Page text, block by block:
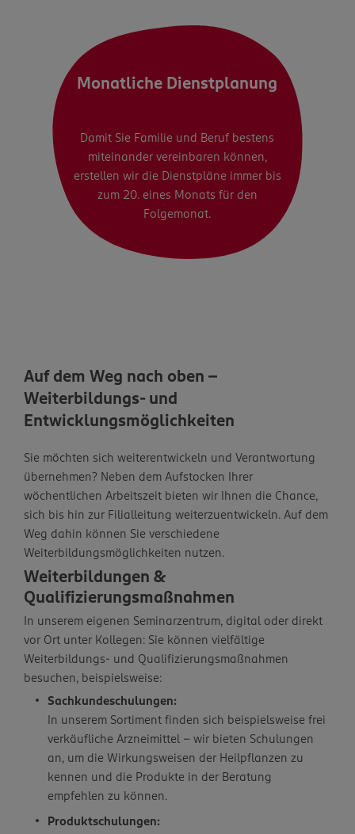
Monatliche Dienstplanung
Damit Sie Familie und Beruf bestens
miteinander vereinbaren können,
erstellen wir die Dienstpläne immer bis
zum 20. eines Monats für den
Folgemonat.
Auf dem Weg nach oben –
Weiterbildungs- und
Entwicklungsmöglichkeiten
Sie möchten sich weiterentwickeln und Verantwortung
übernehmen? Neben dem Aufstocken Ihrer
wöchentlichen Arbeitszeit bieten wir Ihnen die Chance,
sich bis hin zur Filialleitung weiterzuentwickeln. Auf dem
Weg dahin können Sie verschiedene
Weiterbildungsmöglichkeiten nutzen.
Weiterbildungen &
Qualifizierungsmaßnahmen
In unserem eigenen Seminarzentrum, digital oder direkt
vor Ort unter Kollegen: Sie können vielfältige
Weiterbildungs- und Qualifizierungsmaßnahmen
besuchen, beispielsweise:
Sachkundeschulungen:
In unserem Sortiment finden sich beispielsweise frei
verkäufliche Arzneimittel – wir bieten Schulungen
an, um die Wirkungsweisen der Heilpflanzen zu
kennen und die Produkte in der Beratung
empfehlen zu können.
Produktschulungen: